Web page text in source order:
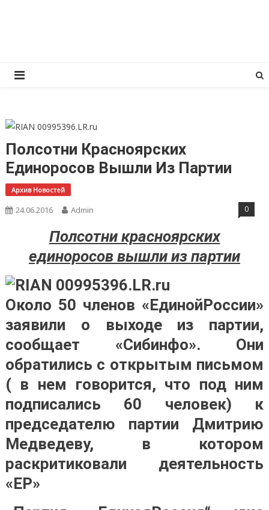
Полсотни Красноярских
Единоросов Вышли Из Партии
Архив Новостей
24.06.2016 Admin 0
Полсотни красноярских
единоросов вышли из партии
Около 50 членов «ЕдинойРоссии»
заявили о выходе из партии,
сообщает «Сибинфо». Они
обратились с открытым письмом
( в нем говорится, что под ним
подписались 60 человек) к
председателю партии Дмитрию
Медведеву, в котором
раскритиковали деятельность
«ЕР»